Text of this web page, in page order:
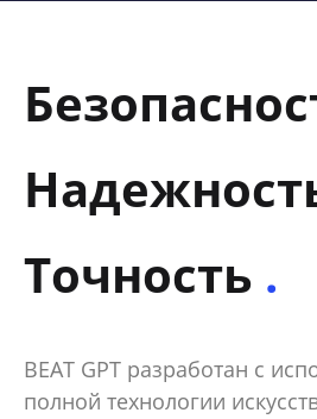
Точность .
BEAT GPT разработан с
полной технологии